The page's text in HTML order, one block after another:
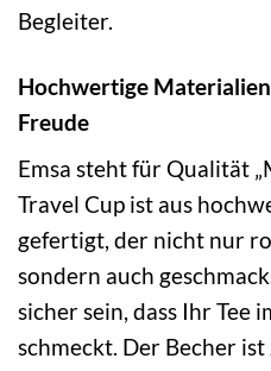
Begleiter.
Hochwertige
Freude
Emsa steht für Qualität
Travel Cup ist aus
gefertigt, der nicht nur
sondern auch
sicher sein, dass Ihr Tee
schmeckt. Der Becher